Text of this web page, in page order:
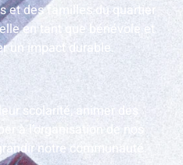
et des familles du quartier
en tant que bénévole et
un impact durable.
scolarité, animer des
à l’organisation de nos
notre communauté.